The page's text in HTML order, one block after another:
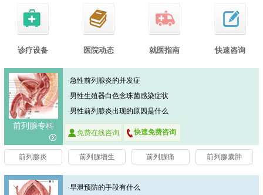
诊疗设备 医院动态 就医指南 快速咨询
前列腺专科
·急性前列腺炎的并发症
·男性生殖器白色念珠菌感染症状
·男性前列腺炎出现的原因是什么
免费在线咨询 快速免费咨询
前列腺炎 前列腺增生 前列腺痛 前列腺囊肿
·早泄预防的手段有什么